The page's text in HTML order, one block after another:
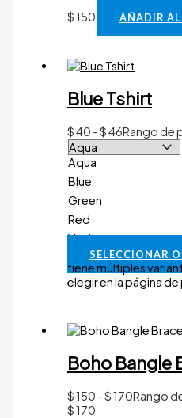
$150 AÑADIR
Blue Tshirt
$40 -$46Rango de
Aqua
Blue
Green
Red
Vaciar
SELECCIONAR
tiene múltiples
elegir en la página
Boho Bangle
$150 -$170Rango
$ 170